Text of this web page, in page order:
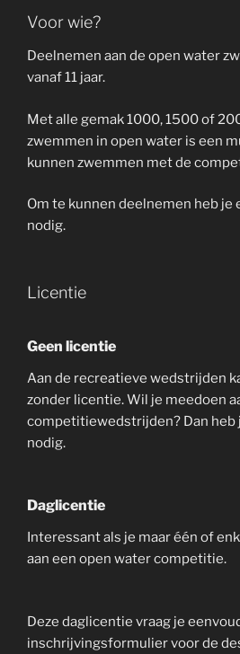
Voor wie?
Deelnemen aan de open water
vanaf 11 jaar.
Met alle gemak 1000, 1500 of
zwemmen in open water is een
kunnen zwemmen met de
Om te kunnen deelnemen heb je
nodig.
Licentie
Geen licentie
Aan de recreatieve wedstrijden
zonder licentie. Wil je meedoen
competitiewedstrijden? Dan heb
nodig.
Daglicentie
Interessant als je maar één of
aan een open water competitie.
Deze daglicentie vraag je
inschrijvingsformulier voor de